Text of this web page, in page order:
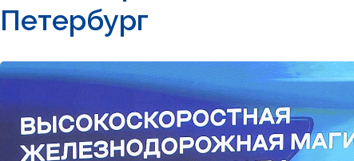
Петербург